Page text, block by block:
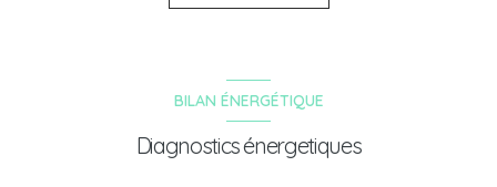
Contactez-nous au 03 26 55 45 62 ou
contact@verslimmobilier.fr pour tout renseignement.
Venez également nous rencontrer en agence située au 18 rue
Professeur Langevin à Épernay.
BILAN ÉNERGÉTIQUE
Diagnostics énergetiques